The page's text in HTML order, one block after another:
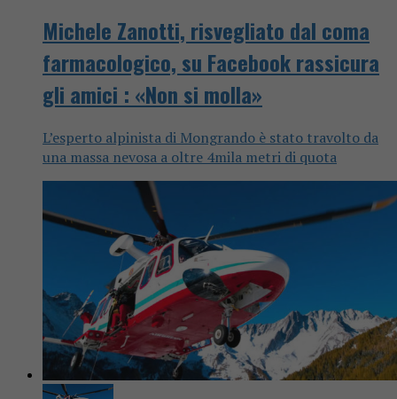
Michele Zanotti, risvegliato dal coma
farmacologico, su Facebook rassicura
gli amici : «Non si molla»
L’esperto alpinista di Mongrando è stato travolto da
una massa nevosa a oltre 4mila metri di quota